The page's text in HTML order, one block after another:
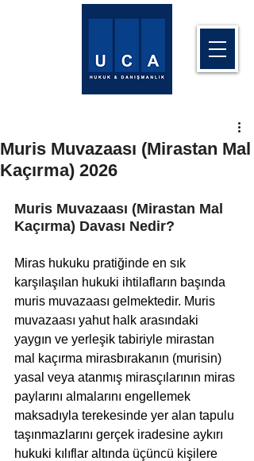
Muris Muvazaası (Mirastan Mal
Kaçırma) 2026
Muris Muvazaası (Mirastan Mal
Kaçırma) Davası Nedir?
Miras hukuku pratiğinde en sık
karşılaşılan hukuki ihtilafların başında
muris muvazaası gelmektedir. Muris
muvazaası yahut halk arasındaki
yaygın ve yerleşik tabiriyle mirastan
mal kaçırma mirasbırakanın (murisin)
yasal veya atanmış mirasçılarının miras
paylarını almalarını engellemek
maksadıyla terekesinde yer alan tapulu
taşınmazlarını gerçek iradesine aykırı
hukuki kılıflar altında üçüncü kişilere